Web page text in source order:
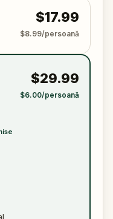
și o foaie –
$17.99
$8.99/persoană
$29.99
$6.00/persoană